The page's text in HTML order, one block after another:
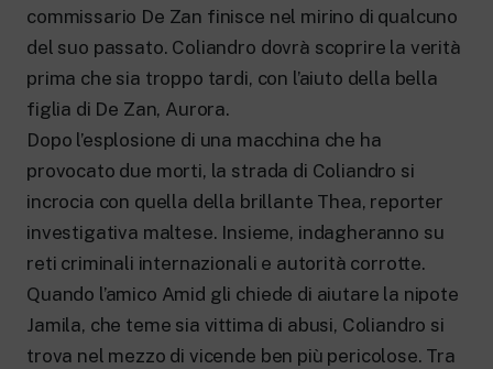
l’Università, i Docenti e l’istruzione degli
adulti.
commissario De Zan finisce nel mirino di qualcuno
del suo passato. Coliandro dovrà scoprire la verità
prima che sia troppo tardi, con l’aiuto della bella
figlia di De Zan, Aurora.
Dopo l’esplosione di una macchina che ha
provocato due morti, la strada di Coliandro si
incrocia con quella della brillante Thea, reporter
investigativa maltese. Insieme, indagheranno su
reti criminali internazionali e autorità corrotte.
Quando l’amico Amid gli chiede di aiutare la nipote
Jamila, che teme sia vittima di abusi, Coliandro si
trova nel mezzo di vicende ben più pericolose. Tra